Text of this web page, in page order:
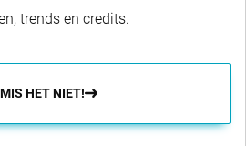
trends en credits.
MIS HET NIET!